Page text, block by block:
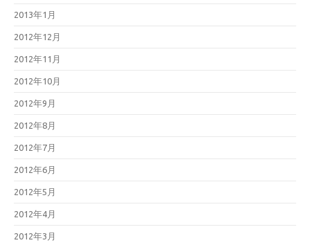
2013年1月
2012年12月
2012年11月
2012年10月
2012年9月
2012年8月
2012年7月
2012年6月
2012年5月
2012年4月
2012年3月